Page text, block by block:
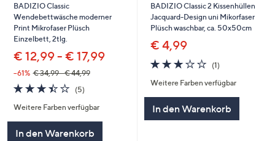
BADIZIO Classic
Wendebettwäsche moderner
Print Mikrofaser Plüsch
Einzelbett, 2tlg.
€ 12,99 - € 17,99
--61% € 34,99 - € 44,99
3.4
von
5
(5)
Weitere Farben verfügbar
In den Warenkorb
BADIZIO Classic 2 Kissenhüllen
Jacquard-Design uni Mikorfaser
Plüsch waschbar, ca. 50x50cm
€ 4,99
3.0
von
5
(1)1
Weitere Farben verfügbar
In den Warenkorb